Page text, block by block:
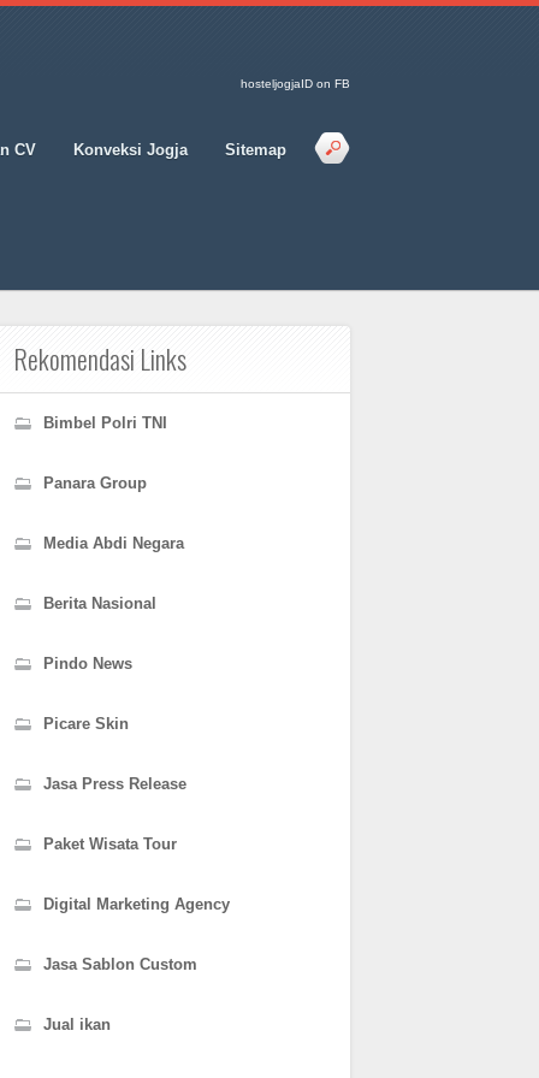
hosteljogjaID on FB
CV Konveksi Jogja Sitemap
Rekomendasi Links
Bimbel Polri TNI
Panara Group
Media Abdi Negara
Berita Nasional
Pindo News
Picare Skin
Jasa Press Release
Paket Wisata Tour
Digital Marketing Agency
Jasa Sablon Custom
Jual ikan